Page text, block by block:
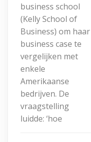
business school
(Kelly School of
Business) om haar
business case te
vergelijken met
enkele
Amerikaanse
bedrijven. De
vraagstelling
luidde: ‘hoe